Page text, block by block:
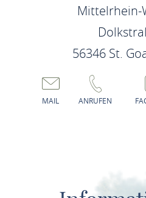
Mittelrhein-
56346 St.
MAIL ANRUFEN